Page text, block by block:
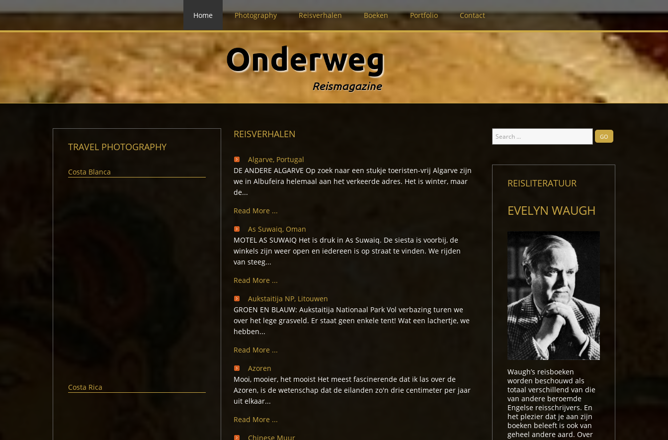
Home Photography Reisverhalen Boeken Portfolio Contact
TRAVEL PHOTOGRAPHY
Costa Blanca
Costa Rica
REISVERHALEN
Algarve, Portugal
DE ANDERE ALGARVE Op zoek naar een stukje toeristen-vrij Algarve zijn
we in Albufeira helemaal aan het verkeerde adres. Het is winter, maar
de...
Read More ...
As Suwaiq, Oman
MOTEL AS SUWAIQ Het is druk in As Suwaiq. De siesta is voorbij, de
winkels zijn weer open en iedereen is op straat te vinden. We rijden
van steeg...
Read More ...
Aukstaitija NP, Litouwen
GROEN EN BLAUW: Aukstaitija Nationaal Park Vol verbazing turen we
over het lege grasveld. Er staat geen enkele tent! Wat een lachertje, we
hebben...
Read More ...
Azoren
Mooi, mooier, het mooist Het meest fascinerende dat ik las over de
Azoren, is de wetenschap dat de eilanden zo'n drie centimeter per jaar
uit elkaar...
Read More ...
Chinese Muur
Search
...
GO
REISLITERATUUR
EVELYN WAUGH
Waugh’s reisboeken
worden beschouwd als
totaal verschillend van die
van andere beroemde
Engelse reisschrijvers. En
het plezier dat je aan zijn
boeken beleeft is ook van
geheel andere aard. Over